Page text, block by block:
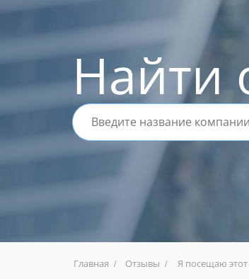
Найти
Главная Отзывы Я посещаю